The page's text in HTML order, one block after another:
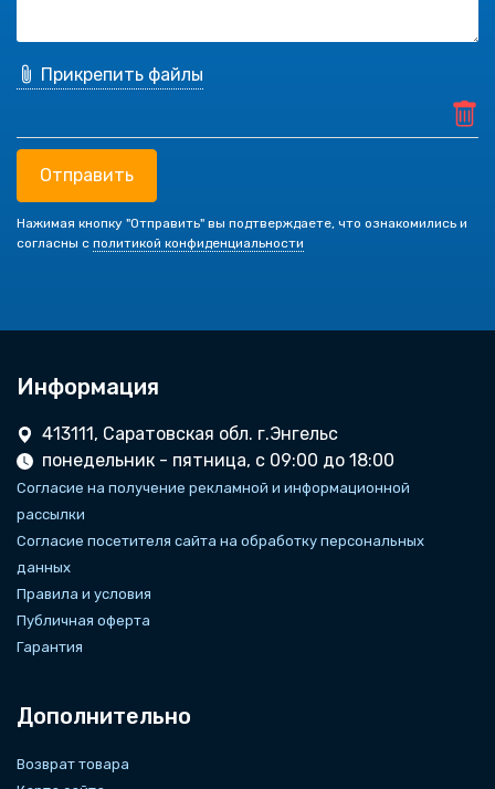
Прикрепить файлы
Отправить
Нажимая кнопку "Отправить" вы подтверждаете, что ознакомились и
согласны с политикой конфиденциальности
Информация
413111, Саратовская обл. г.Энгельс
понедельник - пятница, с 09:00 до 18:00
Согласие на получение рекламной и информационной
рассылки
Согласие посетителя сайта на обработку персональных
данных
Правила и условия
Публичная оферта
Гарантия
Дополнительно
Возврат товара